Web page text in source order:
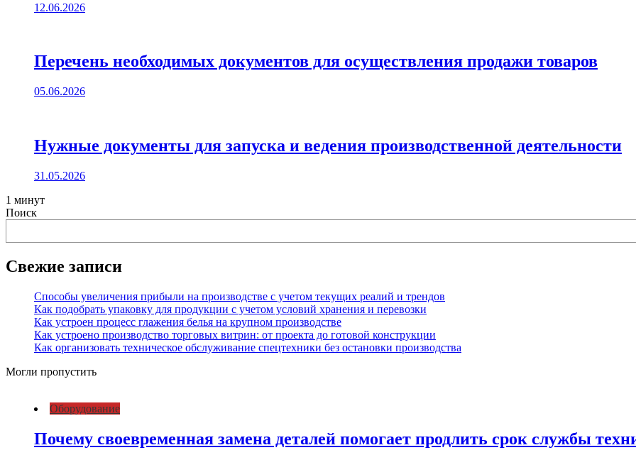
12.06.2026
Перечень необходимых документов для осуществления продажи товаров
05.06.2026
Нужные документы для запуска и ведения производственной деятельности
31.05.2026
1 минут
Поиск
Свежие записи
Способы увеличения прибыли на производстве с учетом текущих реалий и трендов
Как подобрать упаковку для продукции с учетом условий хранения и перевозки
Как устроен процесс глажения белья на крупном производстве
Как устроено производство торговых витрин: от проекта до готовой конструкции
Как организовать техническое обслуживание спецтехники без остановки производства
Могли пропустить
Оборудование
Почему своевременная замена деталей помогает продлить срок службы